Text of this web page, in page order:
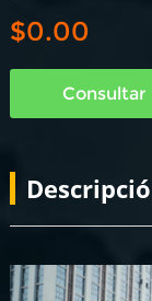
$0.00
Consultar